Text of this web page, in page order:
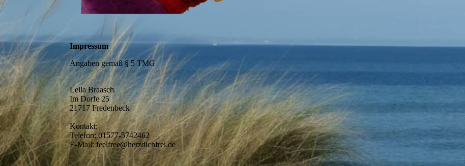
Impressum
Angaben gemäß § 5 TMG
Leila Braasch
Im Dorfe 25
21717 Fredenbeck
Kontakt:
Telefon: 01577-5742462
E-Mail: feelfree@herzdichfrei.de